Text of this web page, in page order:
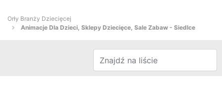
Orły Branży Dziecięcej
Animacje Dla Dzieci, Sklepy Dziecięce, Sale Zabaw - Siedlce